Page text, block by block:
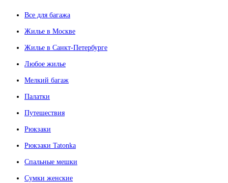
Все для багажа
Жилье в Москве
Жилье в Санкт-Петербурге
Любое жилье
Мелкий багаж
Палатки
Путешествия
Рюкзаки
Рюкзаки Tatonka
Спальные мешки
Сумки женские